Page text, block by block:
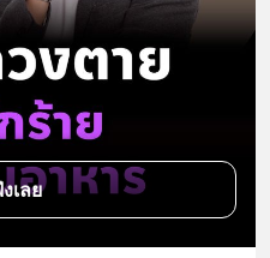
เลย